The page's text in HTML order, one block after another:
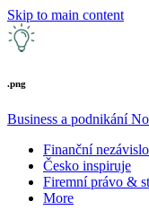
Skip to main content
.png
Business a podnikání
Finanční
Česko inspiruje
Firemní právo &
More